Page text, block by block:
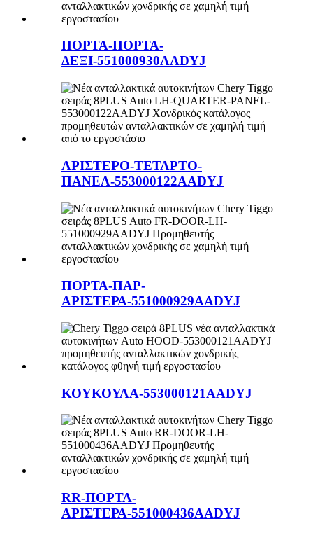
ΠΟΡΤΑ-ΠΟΡΤΑ-
ΔΕΞΙ-551000930AADYJ
ΑΡΙΣΤΕΡΟ-ΤΕΤΑΡΤΟ-
ΠΑΝΕΛ-553000122AADYJ
ΠΟΡΤΑ-ΠΑΡ-
ΑΡΙΣΤΕΡΑ-551000929AADYJ
ΚΟΥΚΟΥΛΑ-553000121AADYJ
RR-ΠΟΡΤΑ-
ΑΡΙΣΤΕΡΑ-551000436AADYJ